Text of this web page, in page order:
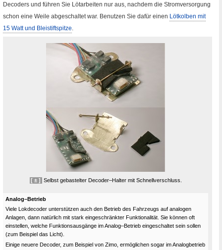
Decoders und führen Sie Lötarbeiten nur aus, nachdem die Stromversorgung
schon eine Weile abgeschaltet war. Benutzen Sie dafür einen Lötkolben mit
15 Watt und Bleistiftspitze.
[ ± ] Selbst gebastelter Decoder–Halter mit Schnellverschluss.
Analog–Betrieb
Viele Lokdecoder unterstützen auch den Betrieb des Fahrzeugs auf analogen
Anlagen, dann natürlich mit stark eingeschränkter Funktionalität. Sie können oft
einstellen, welche Funktionsausgänge im Analog–Betrieb eingeschaltet sein sollen
(zum Beispiel das Licht).
Einige neuere Decoder, zum Beispiel von Zimo, ermöglichen sogar im Analogbetrieb